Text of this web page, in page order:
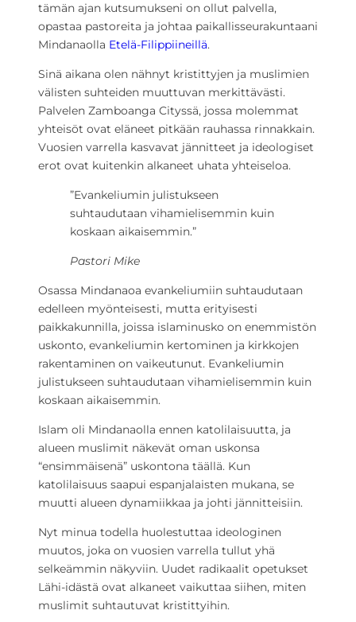
tämän ajan kutsumukseni on ollut palvella,
opastaa pastoreita ja johtaa paikallisseurakuntaani
Mindanaolla Etelä-Filippiineillä.
Sinä aikana olen nähnyt kristittyjen ja muslimien
välisten suhteiden muuttuvan merkittävästi.
Palvelen Zamboanga Cityssä, jossa molemmat
yhteisöt ovat eläneet pitkään rauhassa rinnakkain.
Vuosien varrella kasvavat jännitteet ja ideologiset
erot ovat kuitenkin alkaneet uhata yhteiseloa.
”Evankeliumin julistukseen
suhtaudutaan vihamielisemmin kuin
koskaan aikaisemmin.”
Pastori Mike
Osassa Mindanaoa evankeliumiin suhtaudutaan
edelleen myönteisesti, mutta erityisesti
paikkakunnilla, joissa islaminusko on enemmistön
uskonto, evankeliumin kertominen ja kirkkojen
rakentaminen on vaikeutunut. Evankeliumin
julistukseen suhtaudutaan vihamielisemmin kuin
koskaan aikaisemmin.
Islam oli Mindanaolla ennen katolilaisuutta, ja
alueen muslimit näkevät oman uskonsa
“ensimmäisenä” uskontona täällä. Kun
katolilaisuus saapui espanjalaisten mukana, se
muutti alueen dynamiikkaa ja johti jännitteisiin.
Nyt minua todella huolestuttaa ideologinen
muutos, joka on vuosien varrella tullut yhä
selkeämmin näkyviin. Uudet radikaalit opetukset
Lähi-idästä ovat alkaneet vaikuttaa siihen, miten
muslimit suhtautuvat kristittyihin.